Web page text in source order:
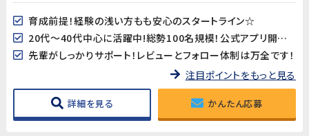
育成前提！経験の浅い方もも安心のスタートライン☆
20代～40代中心に活躍中!総勢100名規模！公式アプリ開発のダイナミックな現場に飛び込もう♪
先輩がしっかりサポート！レビューとフォロー体制は万全です！
注目ポイントをもっと見る
詳細を見る かんたん応募